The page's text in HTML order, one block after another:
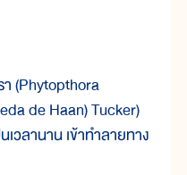
(Phytopthora
de Haan) Tucker)
เวลานาน เข้าทำลายทาง